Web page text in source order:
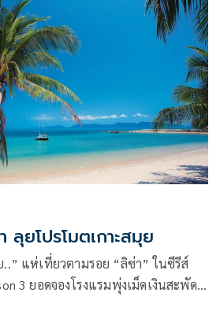
ลุยโปรโมตเกาะสมุย
แห่เที่ยวตามรอย “ลิซ่า” ในซีรีส์
3 ยอดจองโรงแรมพุ่งเม็ดเงินสะพัด